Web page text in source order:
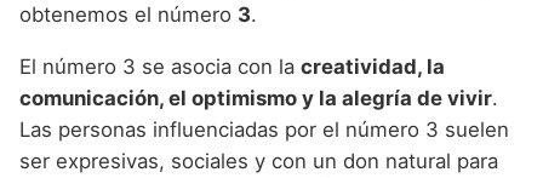
obtenemos el número 3.
El número 3 se asocia con la creatividad, la
comunicación, el optimismo y la alegría de vivir.
Las personas influenciadas por el número 3 suelen
ser expresivas, sociales y con un don natural para